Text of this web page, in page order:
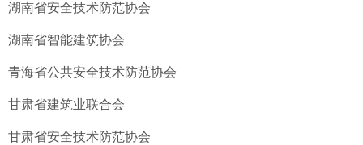
湖南省安全技术防范协会
湖南省智能建筑协会
青海省公共安全技术防范协会
甘肃省建筑业联合会
甘肃省安全技术防范协会